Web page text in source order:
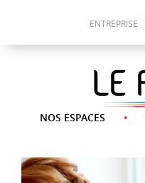
ENTREPRISE
NOS ESPACES